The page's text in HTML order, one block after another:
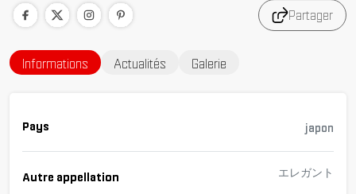
Partager
Informations Actualités Galerie
Pays japon
Autre appellation エレガント